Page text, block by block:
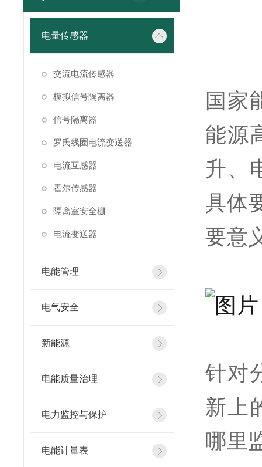
电量传感器
交流电流传感器
模拟信号隔离器
信号隔离器
罗氏线圈电流变送器
电流互感器
霍尔传感器
隔离室安全栅
电流变送器
电能管理
电气安全
新能源
电能质量治理
电力监控与保护
电能计量表
国家
能源
升、
具体
要意
针对
新上
哪里